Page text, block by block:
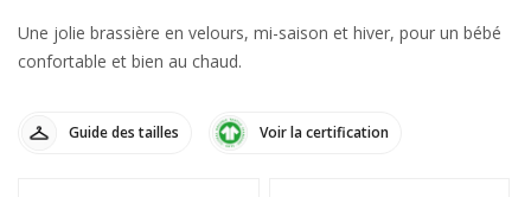
Une jolie brassière en velours, mi-saison et hiver, pour un bébé
confortable et bien au chaud.
Guide des tailles Voir la certification